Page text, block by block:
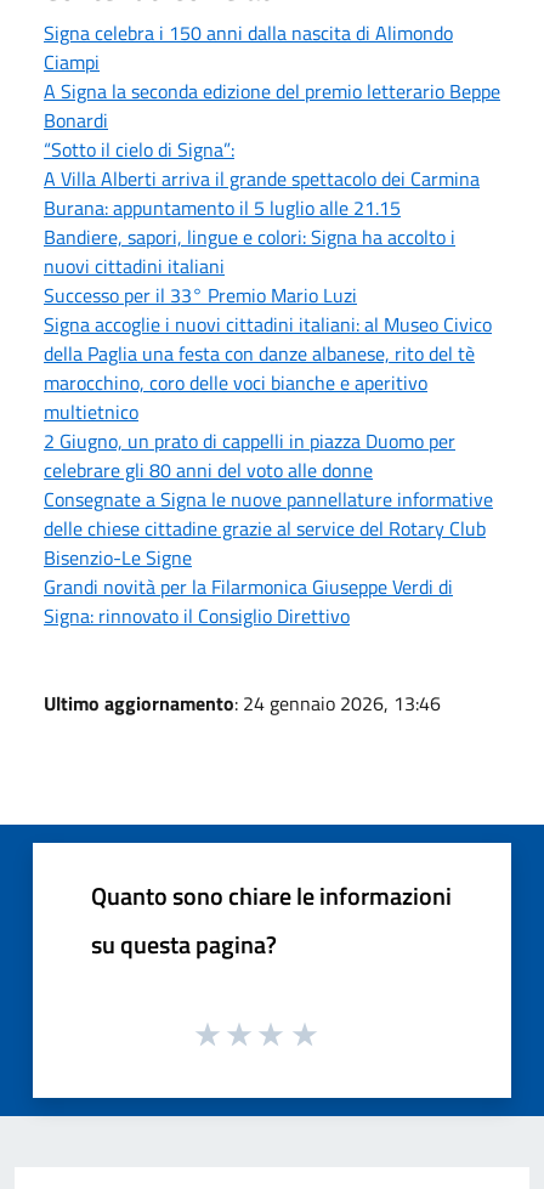
Signa celebra i 150 anni dalla nascita di Alimondo
Ciampi
A Signa la seconda edizione del premio letterario Beppe
Bonardi
“Sotto il cielo di Signa”:
A Villa Alberti arriva il grande spettacolo dei Carmina
Burana: appuntamento il 5 luglio alle 21.15
Bandiere, sapori, lingue e colori: Signa ha accolto i
nuovi cittadini italiani
Successo per il 33° Premio Mario Luzi
Signa accoglie i nuovi cittadini italiani: al Museo Civico
della Paglia una festa con danze albanese, rito del tè
marocchino, coro delle voci bianche e aperitivo
multietnico
2 Giugno, un prato di cappelli in piazza Duomo per
celebrare gli 80 anni del voto alle donne
Consegnate a Signa le nuove pannellature informative
delle chiese cittadine grazie al service del Rotary Club
Bisenzio-Le Signe
Grandi novità per la Filarmonica Giuseppe Verdi di
Signa: rinnovato il Consiglio Direttivo
Ultimo aggiornamento: 24 gennaio 2026, 13:46
Quanto sono chiare le informazioni
su questa pagina?